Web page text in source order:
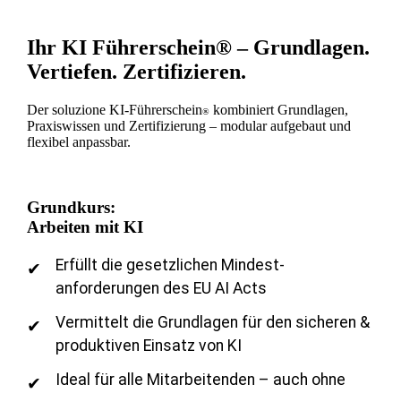
Ihr KI Führerschein®– Grundlagen.
Vertiefen. Zertifizieren.
Der soluzione KI-Führerschein® kombiniert Grundlagen,
Praxiswissen und Zertifizierung – modular aufgebaut und
flexibel anpassbar.
Grundkurs:
Arbeiten mit KI
Erfüllt die gesetzlichen Mindest-
anforderungen des EU AI Acts
Vermittelt die Grundlagen für den sicheren &
produktiven Einsatz von KI
Ideal für alle Mitarbeitenden – auch ohne